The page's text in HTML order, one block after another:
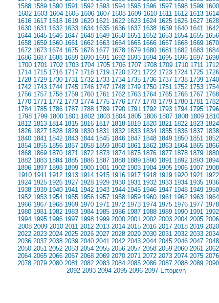
1588 1589 1590 1591 1592 1593 1594 1595 1596 1597 1598 1599 1600
1602 1603 1604 1605 1606 1607 1608 1609 1610 1611 1612 1613 1614
1616 1617 1618 1619 1620 1621 1622 1623 1624 1625 1626 1627 1628
1630 1631 1632 1633 1634 1635 1636 1637 1638 1639 1640 1641 1642
1644 1645 1646 1647 1648 1649 1650 1651 1652 1653 1654 1655 1656
1658 1659 1660 1661 1662 1663 1664 1665 1666 1667 1668 1669 1670
1672 1673 1674 1675 1676 1677 1678 1679 1680 1681 1682 1683 1684
1686 1687 1688 1689 1690 1691 1692 1693 1694 1695 1696 1697 1698
1700 1701 1702 1703 1704 1705 1706 1707 1708 1709 1710 1711 1712
1714 1715 1716 1717 1718 1719 1720 1721 1722 1723 1724 1725 1726
1728 1729 1730 1731 1732 1733 1734 1735 1736 1737 1738 1739 1740
1742 1743 1744 1745 1746 1747 1748 1749 1750 1751 1752 1753 1754
1756 1757 1758 1759 1760 1761 1762 1763 1764 1765 1766 1767 1768
1770 1771 1772 1773 1774 1775 1776 1777 1778 1779 1780 1781 1782
1784 1785 1786 1787 1788 1789 1790 1791 1792 1793 1794 1795 1796
1798 1799 1800 1801 1802 1803 1804 1805 1806 1807 1808 1809 1810
1812 1813 1814 1815 1816 1817 1818 1819 1820 1821 1822 1823 1824
1826 1827 1828 1829 1830 1831 1832 1833 1834 1835 1836 1837 1838
1840 1841 1842 1843 1844 1845 1846 1847 1848 1849 1850 1851 1852
1854 1855 1856 1857 1858 1859 1860 1861 1862 1863 1864 1865 1866
1868 1869 1870 1871 1872 1873 1874 1875 1876 1877 1878 1879 1880
1882 1883 1884 1885 1886 1887 1888 1889 1890 1891 1892 1893 1894
1896 1897 1898 1899 1900 1901 1902 1903 1904 1905 1906 1907 1908
1910 1911 1912 1913 1914 1915 1916 1917 1918 1919 1920 1921 1922
1924 1925 1926 1927 1928 1929 1930 1931 1932 1933 1934 1935 1936
1938 1939 1940 1941 1942 1943 1944 1945 1946 1947 1948 1949 1950
1952 1953 1954 1955 1956 1957 1958 1959 1960 1961 1962 1963 1964
1966 1967 1968 1969 1970 1971 1972 1973 1974 1975 1976 1977 1978
1980 1981 1982 1983 1984 1985 1986 1987 1988 1989 1990 1991 1992
1994 1995 1996 1997 1998 1999 2000 2001 2002 2003 2004 2005 2006
2008 2009 2010 2011 2012 2013 2014 2015 2016 2017 2018 2019 2020
2022 2023 2024 2025 2026 2027 2028 2029 2030 2031 2032 2033 2034
2036 2037 2038 2039 2040 2041 2042 2043 2044 2045 2046 2047 2048
2050 2051 2052 2053 2054 2055 2056 2057 2058 2059 2060 2061 2062
2064 2065 2066 2067 2068 2069 2070 2071 2072 2073 2074 2075 2076
2078 2079 2080 2081 2082 2083 2084 2085 2086 2087 2088 2089 2090
2092 2093 2094 2095 2096 2097 Επόμενη